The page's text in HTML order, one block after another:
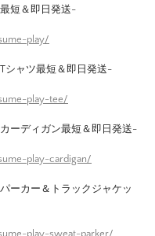
短＆即日発送-
play/
シャツ最短＆即日発送-
play-tee/
ーディガン最短＆即日発送-
play-cardigan/
ーカー＆トラックジャケッ